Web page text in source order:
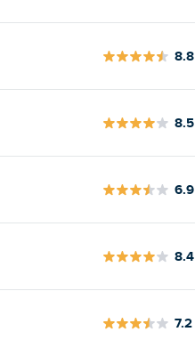
8.8
8.5
6.9
8.4
7.2